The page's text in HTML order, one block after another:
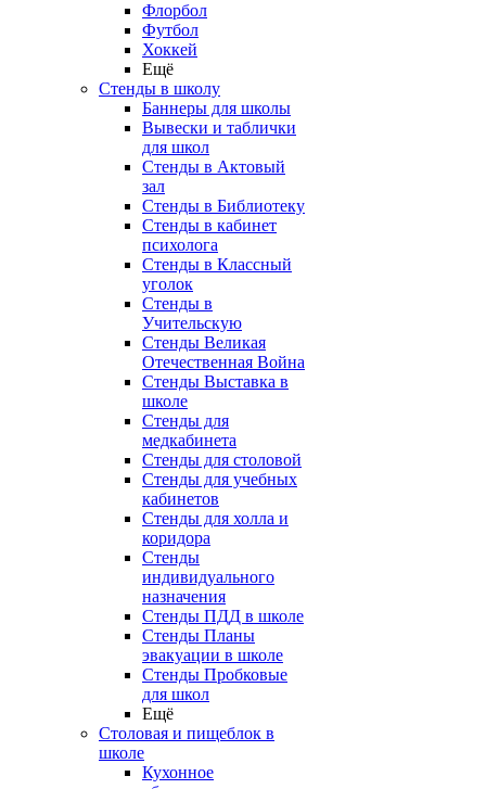
Флорбол
Футбол
Хоккей
Ещё
Стенды в школу
Баннеры для школы
Вывески и таблички
для школ
Стенды в Актовый
зал
Стенды в Библиотеку
Стенды в кабинет
психолога
Стенды в Классный
уголок
Стенды в
Учительскую
Стенды Великая
Отечественная Война
Стенды Выставка в
школе
Стенды для
медкабинета
Стенды для столовой
Стенды для учебных
кабинетов
Стенды для холла и
коридора
Стенды
индивидуального
назначения
Стенды ПДД в школе
Стенды Планы
эвакуации в школе
Стенды Пробковые
для школ
Ещё
Столовая и пищеблок в
школе
Кухонное